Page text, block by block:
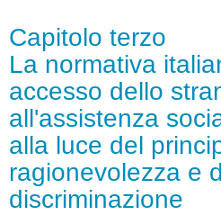
Capitolo terzo
La normativa
accesso dello
all'assistenza
alla luce del
ragionevolezza e
discriminazione